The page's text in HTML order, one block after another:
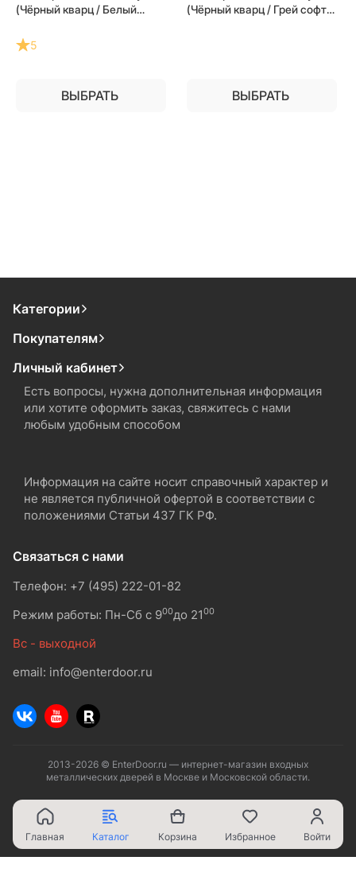
(Чёрный кварц / Белый
квартиру
5
ВЫБРАТЬ
(Чёрный кварц / Грей софт)
ВЫБРАТЬ
Категории
Покупателям
Личный кабинет
Есть вопросы, нужна дополнительная информация
или хотите оформить заказ, свяжитесь с нами
любым удобным способом
Информация на сайте носит справочный характер и
не является публичной офертой в соответствии с
положениями Статьи 437 ГК РФ.
Связаться с нами
Телефон: +7 (495) 222-01-82
Режим работы: Пн-Сб с 900до 2100
Вс - выходной
email: info@enterdoor.ru
2013-2026 © EnterDoor.ru — интернет-магазин входных
металлических дверей в Москве и Московской области.
Главная Каталог Корзина Избранное Войти